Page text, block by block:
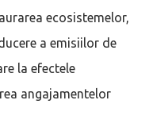
ecosistemelor,
a emisiilor de
la efectele
angajamentelor